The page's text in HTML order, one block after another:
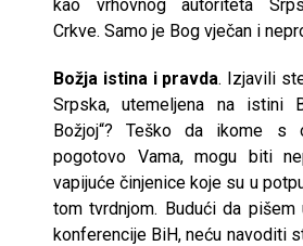
kao vrhovnog autoriteta
Crkve. Samo je Bog vječan i
Božja istina i pravda. Izjavili
Srpska, utemeljena na istini
Božjoj“? Teško da ikome s
pogotovo Vama, mogu biti
vapijuće činjenice koje su u
tom tvrdnjom. Budući da
konferencije BiH, neću navoditi